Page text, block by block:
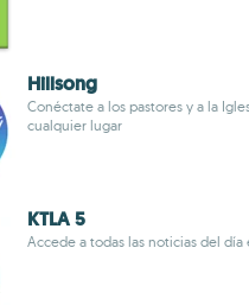
Hillsong
Conéctate a los pastores y a la
cualquier lugar
KTLA 5
Accede a todas las noticias del día